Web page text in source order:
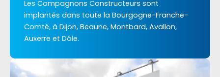
Les Compagnons Constructeurs sont
implantés dans toute la Bourgogne-Franche-
Comté, à Dijon, Beaune, Montbard, Avallon,
Auxerre et Dôle.